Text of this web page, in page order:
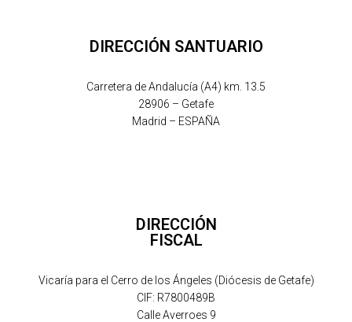
DIRECCIÓN SANTUARIO
Carretera de Andalucía (A4) km. 13.5
28906 – Getafe
Madrid – ESPAÑA
DIRECCIÓN
FISCAL
Vicaría para el Cerro de los Ángeles (Diócesis de Getafe)
CIF: R7800489B
Calle Averroes 9